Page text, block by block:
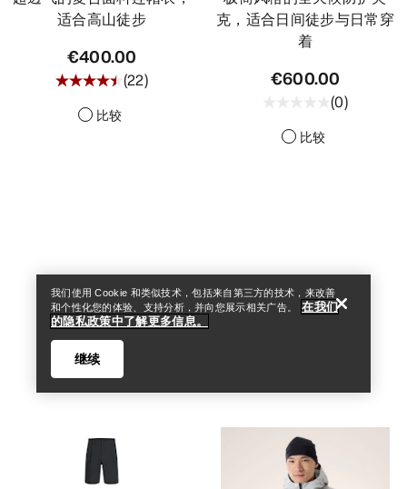
适合高山徒步
€400.00
(22)
比较
克，适合日间徒步与日常穿
着
€600.00
(0)
比较
我们使用 Cookie 和类似技术，包括来自第三方的技术，来改善
和个性化您的体验、支持分析，并向您展示相关广告。
在我们
的隐私政策中了解更多信息。
继续